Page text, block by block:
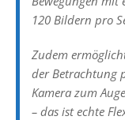
120 Bildern pro
Zudem
der Betrachtung
Kamera zum
– das ist echte